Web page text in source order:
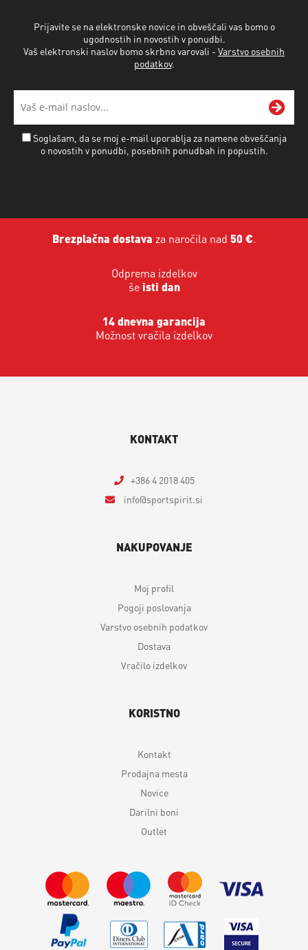
Prijavite se na elektronske novice in obveščali vas bomo o
ugodnostih in novostih v ponudbi.
Vaš elektronski naslov bomo skrbno varovali - Varstvo osebnih
podatkov.
Soglašam, da se moj e-mail uporablja za namene obveščanja
o novostih v ponudbi, posebnih ponudbah in popustih.
Brezplačna dostava za naročila nad 50 €.
Odprema izdelkov
še isti dan
14 dnevna garancija
Možnost vračila izdelkov
KONTAKT
+386 4 2018 405
info
sportspirit.si
NAKUPOVANJE
Moj profil
Pogoji poslovanja
Varstvo osebnih podatkov
Dostava
Vračilo izdelkov
KORISTNO
Kontakt
Prodajna mesta
Novice
Darilni boni
Outlet